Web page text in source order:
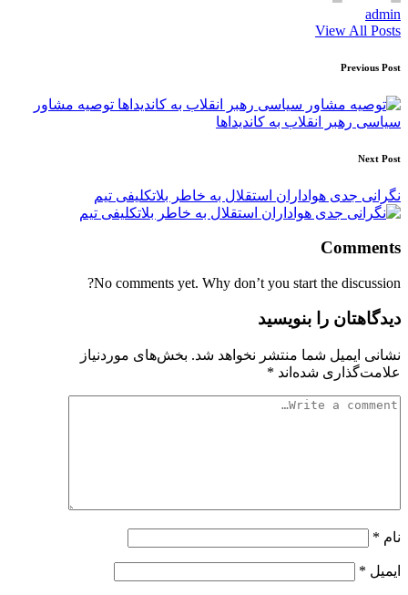
admin
View All Posts
Post
navigation
Previous Post
توصیه مشاور
سیاسی رهبر انقلاب به کاندیداها
Next Post
نگرانی جدی هواداران استقلال به خاطر بلاتکلیفی تیم
Comments
No comments yet. Why don’t you start the discussion?
دیدگاهتان را بنویسید
نشانی ایمیل شما منتشر نخواهد شد. بخش‌های موردنیاز
علامت‌گذاری شده‌اند *
نام *
ایمیل *